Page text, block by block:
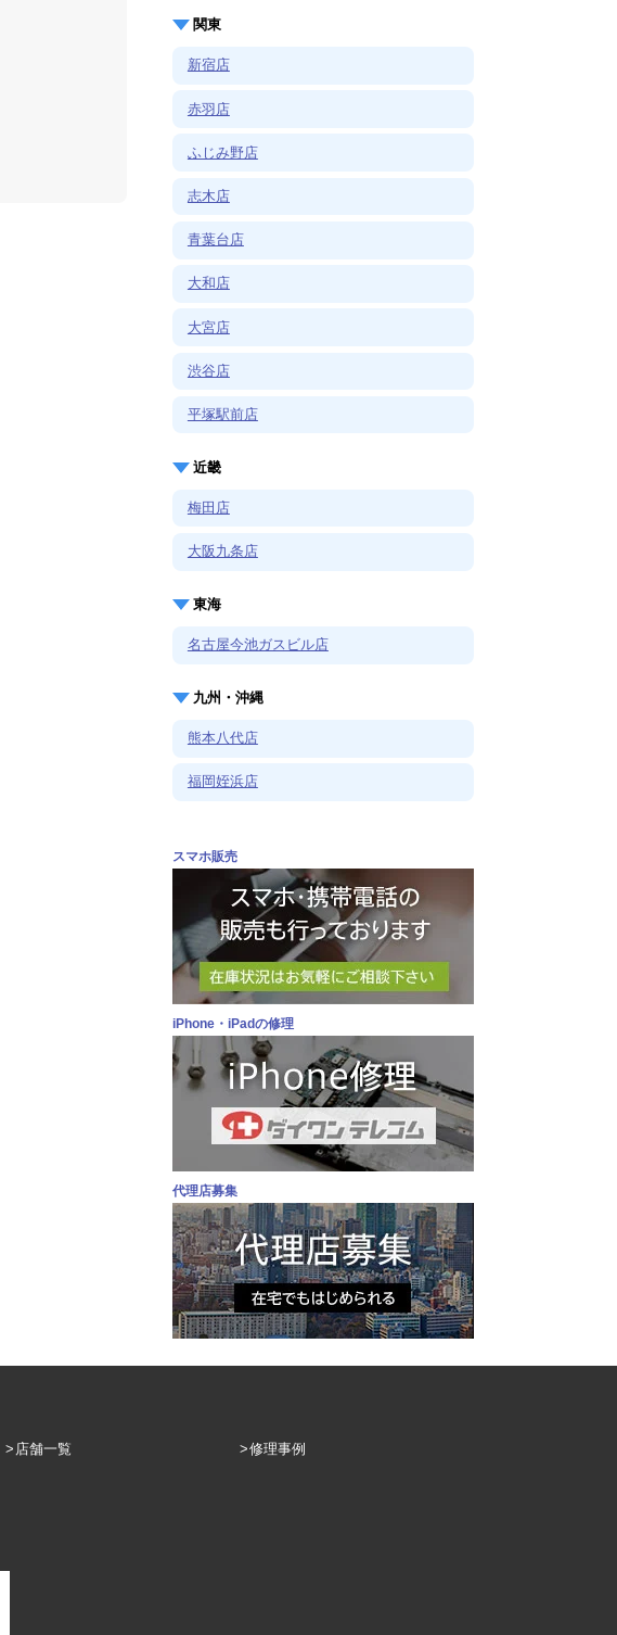
関東
新宿店
赤羽店
ふじみ野店
志木店
青葉台店
大和店
大宮店
渋谷店
平塚駅前店
近畿
梅田店
大阪九条店
東海
名古屋今池ガスビル店
九州・沖縄
熊本八代店
福岡姪浜店
スマホ販売
iPhone・iPadの修理
代理店募集
店舗一覧
修理事例